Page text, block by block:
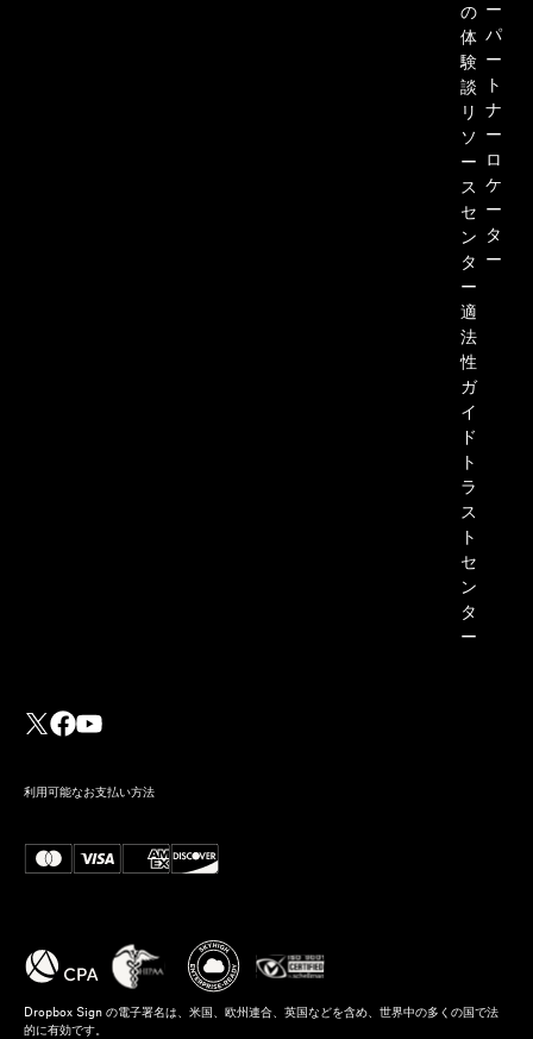
Rails の連携：チュートリアルで詳
Dropbox Sign と SignNow for
Developers の違い
の
体
験
談
リ
ソ
ー
ス
セ
ン
タ
ー
適
法
性
ガ
イ
ド
ト
ラ
ス
ト
セ
ン
タ
ー
ー
パ
ー
ト
ナ
ー
ロ
ケ
ー
タ
ー
利用可能なお支払い方法
Dropbox Sign の電子署名は、米国、欧州連合、英国などを含め、世界中の多くの国で法
的に有効です。